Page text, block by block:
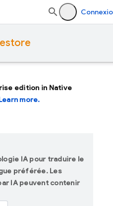
edition in Native
more.
IA pour traduire le
préférée. Les
IA peuvent contenir